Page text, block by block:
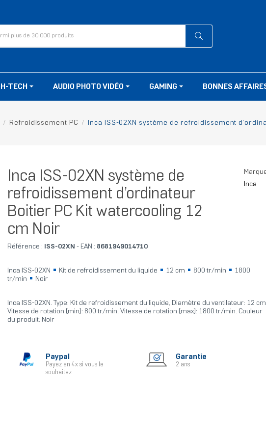
TECH AUDIO PHOTO VIDÉO GAMING BONNES
Refroidissement PC Inca ISS-02XN système de refroidissement
Inca ISS-02XN système de
refroidissement d’ordinateur
Boitier PC Kit watercooling 12
cm Noir
Référence : ISS-02XN - EAN : 8681949014710
Inca
Inca ISS-02XN Kit de refroidissement du liquide 12 cm 800 tr/min
1800
tr/min
Noir
Inca ISS-02XN. Type: Kit de refroidissement du liquide, Diamètre du ventilateur: 12
Vitesse de rotation (min): 800 tr/min, Vitesse de rotation (max): 1800 tr/min. Couleur
du produit: Noir
Paypal
Payez en 4x si vous le
souhaitez
Garantie
2 ans